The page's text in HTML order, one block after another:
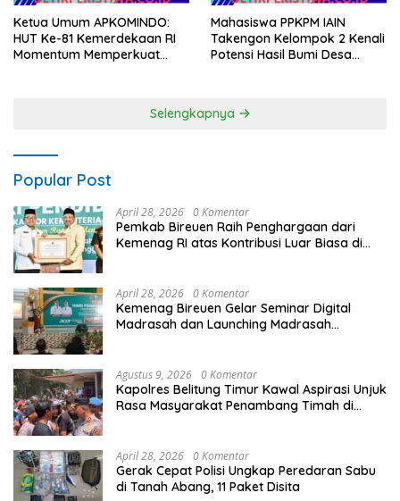
Ketua Umum APKOMINDO:
HUT Ke-81 Kemerdekaan RI
Momentum Memperkuat
Mahasiswa PPKPM IAIN
Takengon Kelompok 2 Kenali
Potensi Hasil Bumi Desa
Selengkapnya
Popular Post
April 28, 2026 0 Komentar
Pemkab Bireuen Raih Penghargaan dari
Kemenag RI atas Kontribusi Luar Biasa di
April 28, 2026 0 Komentar
Kemenag Bireuen Gelar Seminar Digital
Madrasah dan Launching Madrasah
Agustus 9, 2026 0 Komentar
Kapolres Belitung Timur Kawal Aspirasi Unjuk
Rasa Masyarakat Penambang Timah di
April 28, 2026 0 Komentar
Gerak Cepat Polisi Ungkap Peredaran Sabu
di Tanah Abang, 11 Paket Disita